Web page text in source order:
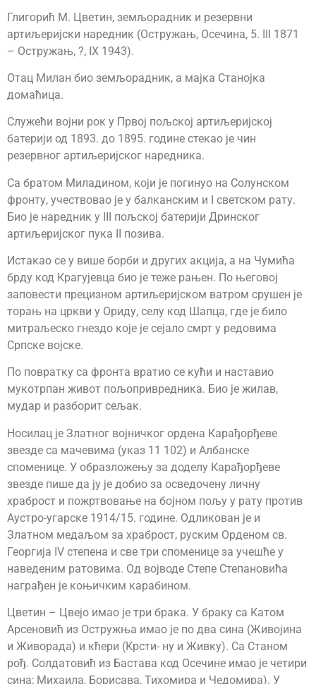
Глигорић М. Цветин, земљорадник и резервни
артиљеријски наредник (Остружањ, Осечина, 5. III 1871
– Остружањ, ?, IX 1943).
Отац Милан био земљорадник, а мајка Станојка
домаћица.
Служећи војни рок у Првој пољској артиљеријској
батерији од 1893. до 1895. године стекао је чин
резервног артиљеријског наредника.
Са братом Миладином, који је погинуо на Солунском
фронту, учествовао је у балканским и I светском рату.
Био је наредник у III пољској батерији Дринског
артиљеријског пука II позива.
Истакао се у више борби и других акција, а на Чумића
брду код Крагујевца био је теже рањен. По његовој
заповести прецизном артиљеријском ватром срушен је
торањ на цркви у Ориду, селу код Шапца, где је било
митраљеско гнездо које је сејало смрт у редовима
Српске војске.
По повратку са фронта вратио се кући и наставио
мукотрпан живот пољопривредника. Био је жилав,
мудар и разборит сељак.
Носилац је Златног војничког ордена Карађорђеве
звезде са мачевима (указ 11 102) и Албанске
споменице. У образложењу за доделу Карађорђеве
звезде пише да ју је добио за осведочену личну
храброст и пожртвовање на бојном пољу у рату против
Аустро-угарске 1914/15. године. Одликован је и
Златном медаљом за храброст, руским Орденом св.
Георгија IV степена и све три споменице за учешће у
наведеним ратовима. Од војводе Степе Степановића
награђен је коњичким карабином.
Цветин – Цвејо имао је три брака. У браку са Катом
Арсеновић из Остружња имао је по два сина (Живојина
и Живорада) и кћери (Крсти- ну и Живку). Са Станом
рођ. Солдатовић из Бастава код Осечине имао је четири
сина; Михаила, Борисава, Тихомира и Чедомира). У